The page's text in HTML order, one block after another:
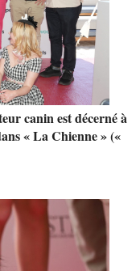
canin est décerné à
« La Chienne » («